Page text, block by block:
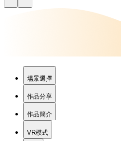
場景選擇
作品分享
作品簡介
VR模式